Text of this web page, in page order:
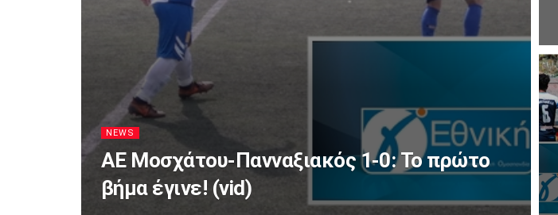
NEWS
ΑΕ Μοσχάτου-Πανναξιακός 1-0: Το πρώτο
βήμα έγινε! (vid)